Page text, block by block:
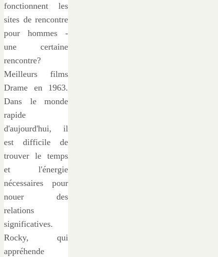
fonctionnent les
sites de rencontre
pour hommes -
une certaine
rencontre?
Meilleurs films
Drame en 1963.
Dans le monde
rapide
d'aujourd'hui, il
est difficile de
trouver le temps
et l'énergie
nécessaires pour
nouer des
relations
significatives.
Rocky, qui
appréhende